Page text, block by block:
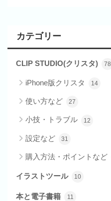
カテゴリー
CLIP STUDIO(クリスタ) 78
iPhone版クリスタ 14
使い方など 27
小技・トラブル 12
設定など 31
購入方法・ポイントなど
イラストツール 10
本と電子書籍 11